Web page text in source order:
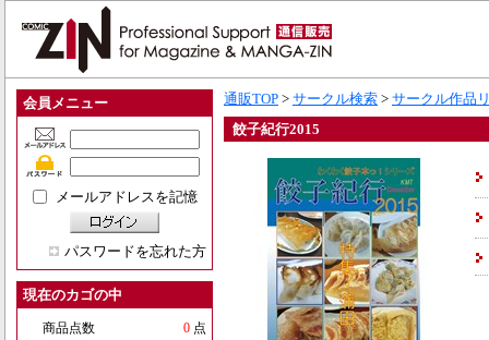
会員メニュー
メールアドレスを記憶
パスワードを忘れた方
現在のカゴの中
商品点数 0 点
通販TOP > サークル検索 > サークル作品
餃子紀行2015